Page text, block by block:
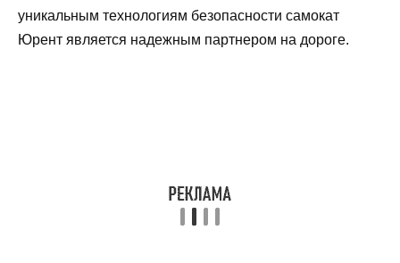
уникальным технологиям безопасности самокат
Юрент является надежным партнером на дороге.